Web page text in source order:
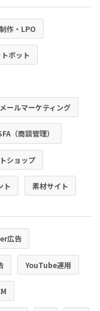
作・LPO
ボット
メールマーケティング
（商談管理）
ショップ
ト 素材サイト
広告
YouTube運用